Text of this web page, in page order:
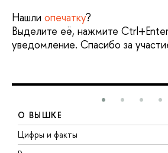
Нашли опечатку?
Выделите её, нажмите
уведомление. Спасибо за
О ВЫШКЕ
Цифры и факты